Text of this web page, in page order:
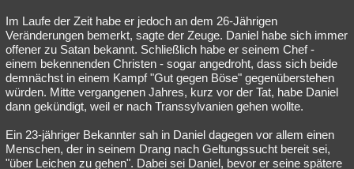
Im Laufe der Zeit habe er jedoch an dem 26-Jährigen
Veränderungen bemerkt, sagte der Zeuge. Daniel habe sich immer
offener zu Satan bekannt. Schließlich habe er seinem Chef -
einem bekennenden Christen - sogar angedroht, dass sich beide
demnächst in einem Kampf "Gut gegen Böse" gegenüberstehen
würden. Mitte vergangenen Jahres, kurz vor der Tat, habe Daniel
dann gekündigt, weil er nach Transsylvanien gehen wollte.
Ein 23-jähriger Bekannter sah in Daniel dagegen vor allem einen
Menschen, der in seinem Drang nach Geltungssucht bereit sei,
"über Leichen zu gehen". Dabei sei Daniel, bevor er seine spätere